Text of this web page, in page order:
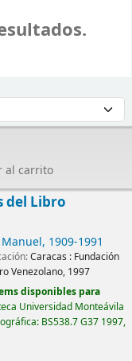
al carrito
del Libro
, 1909-1991
Caracas : Fundación
Venezolano, 1997
disponibles para
Universidad Monteávila
BS538.7 G37 1997,